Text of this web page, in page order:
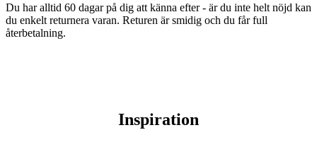
Du har alltid 60 dagar på dig att känna efter - är du inte helt nöjd kan
du enkelt returnera varan. Returen är smidig och du får full
återbetalning.
Inspiration